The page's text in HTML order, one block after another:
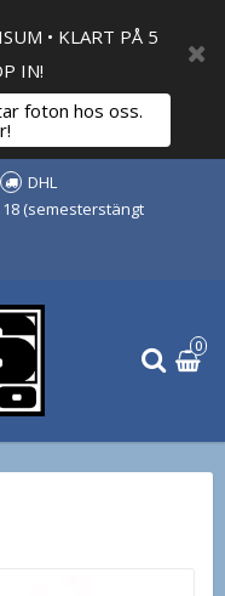
• KLART PÅ 5
IN!
foton hos oss.
DHL
(semesterstängt
0